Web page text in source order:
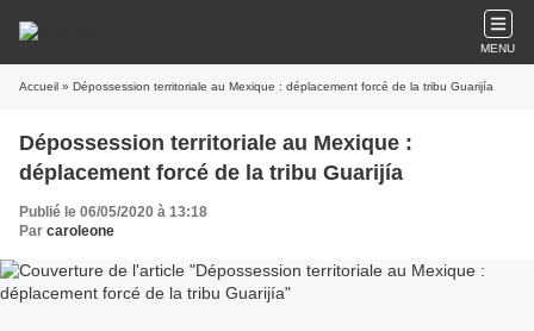
MENU
Accueil » Dépossession territoriale au Mexique : déplacement forcé de la tribu Guarijía
Dépossession territoriale au Mexique :
déplacement forcé de la tribu Guarijía
Publié le 06/05/2020 à 13:18
Par caroleone